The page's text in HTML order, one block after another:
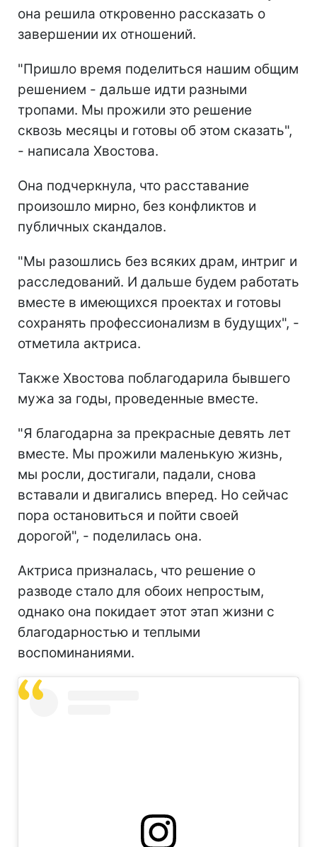
она решила откровенно рассказать о
завершении их отношений.
"Пришло время поделиться нашим общим
решением - дальше идти разными
тропами. Мы прожили это решение
сквозь месяцы и готовы об этом сказать",
- написала Хвостова.
Она подчеркнула, что расставание
произошло мирно, без конфликтов и
публичных скандалов.
"Мы разошлись без всяких драм, интриг и
расследований. И дальше будем работать
вместе в имеющихся проектах и готовы
сохранять профессионализм в будущих", -
отметила актриса.
Также Хвостова поблагодарила бывшего
мужа за годы, проведенные вместе.
"Я благодарна за прекрасные девять лет
вместе. Мы прожили маленькую жизнь,
мы росли, достигали, падали, снова
вставали и двигались вперед. Но сейчас
пора остановиться и пойти своей
дорогой", - поделилась она.
Актриса призналась, что решение о
разводе стало для обоих непростым,
однако она покидает этот этап жизни с
благодарностью и теплыми
воспоминаниями.